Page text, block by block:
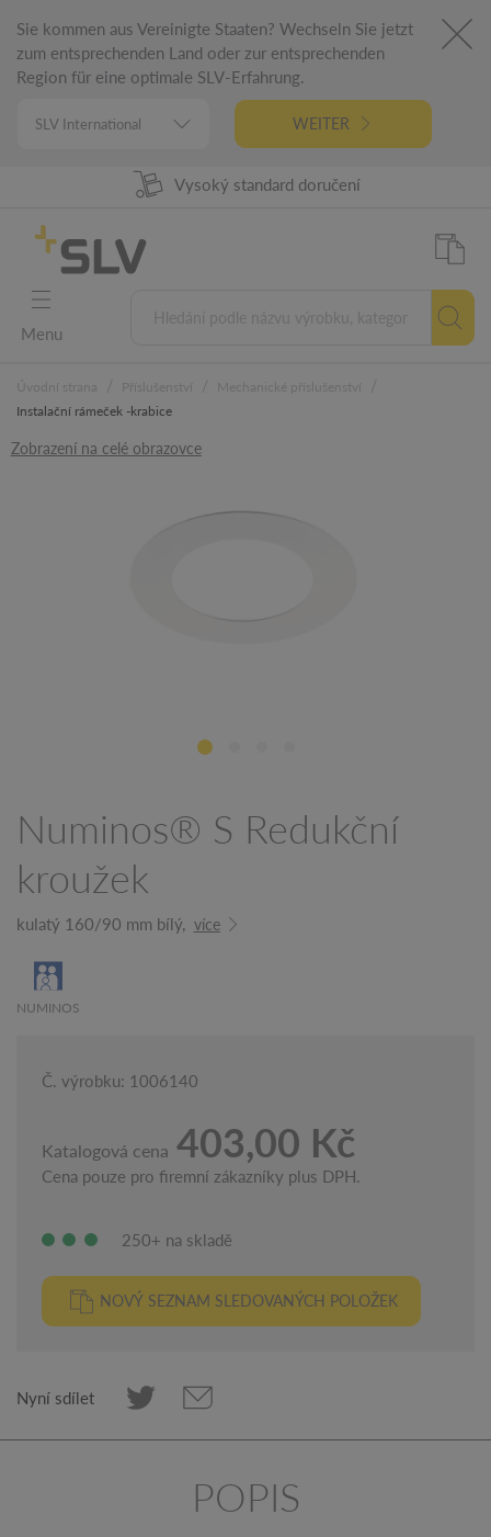
Sie kommen aus Vereinigte Staaten? Wechseln Sie jetzt
zum entsprechenden Land oder zur entsprechenden
Region für eine optimale SLV-Erfahrung.
WEITER
98% Dostupnost zboží
Vysoký standard doručení
5 let záruka
Německá technologie
Menu
Instalační rámeček -krabice
Zobrazení na celé obrazovce
Numinos® S Redukční
kroužek
kulatý 160/90 mm bílý, více
NUMINOS
Č. výrobku: 1006140
Katalogová cena 403,00 Kč
Cena pouze pro firemní zákazníky plus DPH.
250+ na skladě
NOVÝ SEZNAM SLEDOVANÝCH POLOŽEK
Nyní sdílet
POPIS